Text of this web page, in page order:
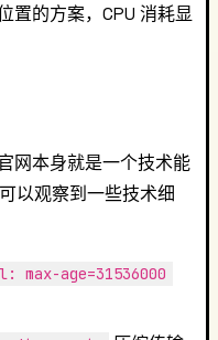
置的方案，CPU 消耗显
网本身就是一个技术能
以观察到一些技术细
max-age=31536000